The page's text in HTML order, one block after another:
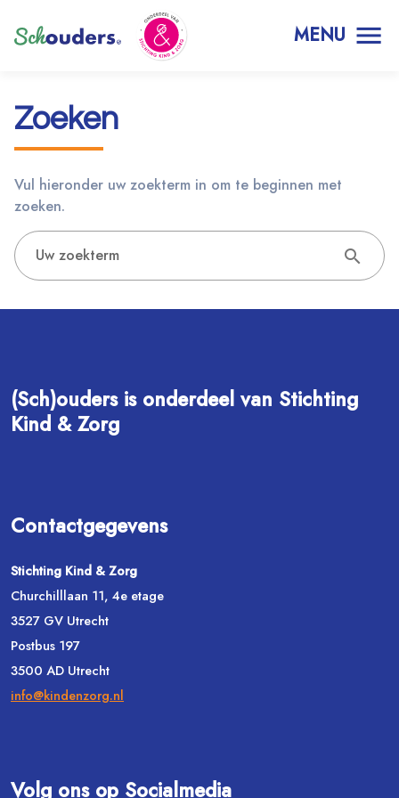
MENU
Zoeken
Vul hieronder uw zoekterm in om te beginnen met
zoeken.
Uw zoekterm search
(Sch)ouders is onderdeel van Stichting
Kind & Zorg
Contactgegevens
Stichting Kind & Zorg
Churchilllaan 11, 4e etage
3527 GV Utrecht
Postbus 197
3500 AD Utrecht
info@kindenzorg.nl
Volg ons op Socialmedia